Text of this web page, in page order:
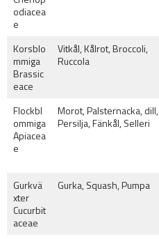
odiacea
e
Korsblo
mmiga
Brassic
eace
Vitkål, Kålrot, Broccoli,
Ruccola
Flockbl
ommiga
Apiacea
e
Morot, Palsternacka, dill,
Persilja, Fänkål, Selleri
Gurkvä
xter
Cucurbit
aceae
Gurka, Squash, Pumpa